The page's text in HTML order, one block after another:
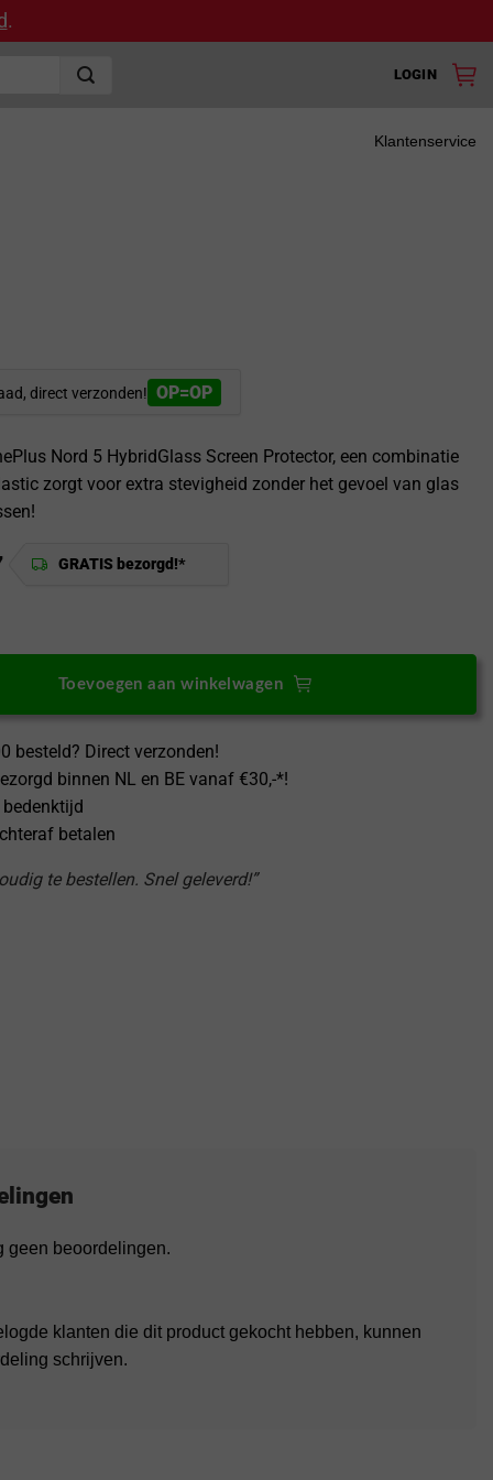
.
LOGIN
Klantenservice
direct verzonden! OP=OP
Nord 5 HybridGlass Screen Protector, een combinatie
zorgt voor extra stevigheid zonder het gevoel van glas
GRATIS bezorgd!*
Nord 5 HybridGlass Screen Protector aantal
Toevoegen aan winkelwagen
besteld? Direct verzonden!
binnen NL en BE vanaf €30,-*!
betalen
te bestellen. Snel geleverd!”
geen beoordelingen.
klanten die dit product gekocht hebben, kunnen
schrijven.